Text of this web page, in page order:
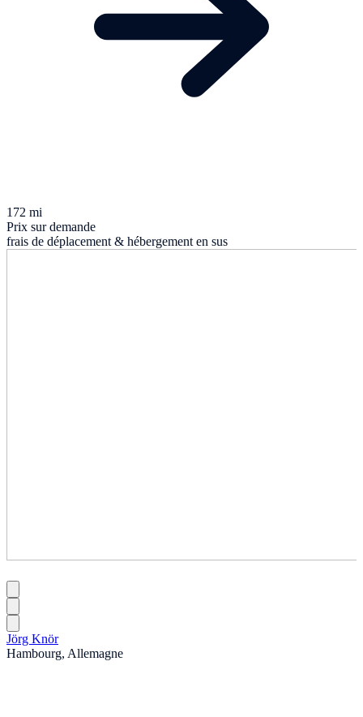
172 mi
Prix sur demande
frais de déplacement & hébergement en sus
Jörg Knör
Hambourg, Allemagne